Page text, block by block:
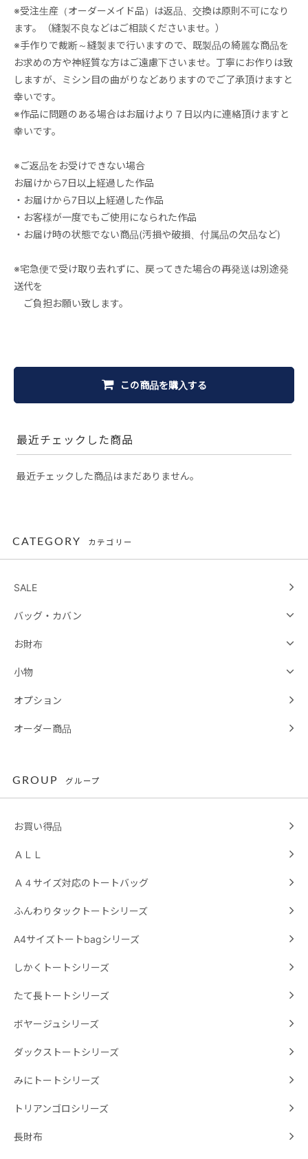
※受注生産（オーダーメイド品）は返品、交換は原則不可になり
ます。（縫製不良などはご相談くださいませ。）
※手作りで裁断～縫製まで行いますので、既製品の綺麗な商品を
お求めの方や神経質な方はご遠慮下さいませ。丁寧にお作りは致
しますが、ミシン目の曲がりなどありますのでご了承頂けますと
幸いです。
※作品に問題のある場合はお届けより７日以内に連絡頂けますと
幸いです。
※ご返品をお受けできない場合
お届けから7日以上経過した作品
・お届けから7日以上経過した作品
・お客様が一度でもご使用になられた作品
・お届け時の状態でない商品(汚損や破損、付属品の欠品など)
※宅急便で受け取り去れずに、戻ってきた場合の再発送は別途発
送代を
ご負担お願い致します。
この商品を購入する
最近チェックした商品
最近チェックした商品はまだありません。
CATEGORY カテゴリー
SALE
バッグ・カバン
お財布
小物
オプション
オーダー商品
GROUP グループ
お買い得品
ＡＬＬ
Ａ４サイズ対応のトートバッグ
ふんわりタックトートシリーズ
A4サイズトートbagシリーズ
しかくトートシリーズ
たて長トートシリーズ
ボヤージュシリーズ
ダックストートシリーズ
みにトートシリーズ
トリアンゴロシリーズ
長財布